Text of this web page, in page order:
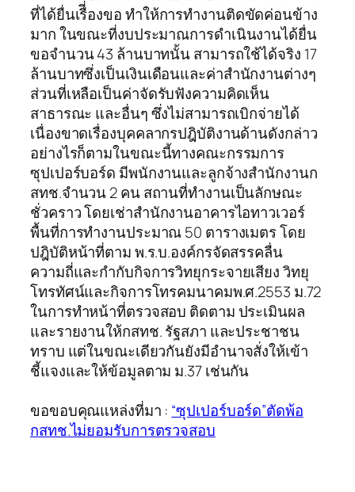
ที่ได้ยื่นเรืี่องขอ ทำให้การทำงานติดขัดค่อนข้าง
มาก ในขณะที่งบประมาณการดำเนินงานได้ยื่น
ขอจำนวน 43 ล้านบาทนั้น สามารถใช้ได้จริง 17
ล้านบาทซึ่งเป็นเงินเดือนและค่าสำนักงานต่างๆ
ส่วนที่เหลือเป็นค่าจัดรับฟังความคิดเห็น
สาธารณะ และอื่นๆ ซึ่งไม่สามารถเบิกจ่ายได้
เนื่องขาดเรื่องบุคคลากรปฎิบัติงานด้านดังกล่าว
อย่างไรก็ตามในขณะนี้ทางคณะกรรมการ
ซุปเปอร์บอร์ด มีพนักงานและลูกจ้างสำนักงานก
สทช.จำนวน 2 คน สถานที่ทำงานเป็นลักษณะ
ชั่วคราว โดยเช่าสำนักงานอาคารไอทาวเวอร์
พื้นที่การทำงานประมาณ 50 ตารางเมตร โดย
ปฎิบัติหน้าที่ตาม พ.ร.บ.องค์กรจัดสรรคลื่น
ความถี่และกำกับกิจการวิทยุกระจายเสียง วิทยุ
โทรทัศน์และกิจการโทรคมนาคมพ.ศ.2553 ม.72
ในการทำหน้าที่ตรวจสอบ ติดตาม ประเมินผล
และรายงานให้กสทช. รัฐสภา และประชาชน
ทราบ แต่ในขณะเดียวกันยังมีอำนาจสั่งให้เข้า
ชี้แจงและให้ข้อมูลตาม ม.37 เช่นกัน
ขอขอบคุณแหล่งที่มา : “ซุปเปอร์บอร์ด”ตัดพ้อ
กสทช.ไม่ยอมรับการตรวจสอบ